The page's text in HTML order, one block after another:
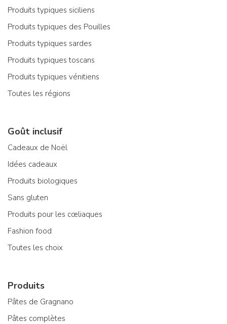
Produits typiques siciliens
Produits typiques des Pouilles
Produits typiques sardes
Produits typiques toscans
Produits typiques vénitiens
Toutes les régions
Goût inclusif
Cadeaux de Noël
Idées cadeaux
Produits biologiques
Sans gluten
Produits pour les cœliaques
Fashion food
Toutes les choix
Produits
Pâtes de Gragnano
Pâtes complètes